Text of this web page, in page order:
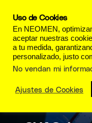
Uso de Cookies
En NEOMEN,
aceptar nuestras
a tu medida,
personalizado, justo
No vendan mi
Ajustes de Cookies